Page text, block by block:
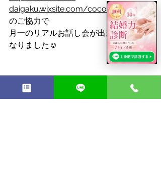
daigaku.wixsite.com/cocokara
のご協力で
月一のリアルお話し会が出来ることに
なりました☺️
💖恋愛、婚活、結婚をもっとハッピー
に🎵